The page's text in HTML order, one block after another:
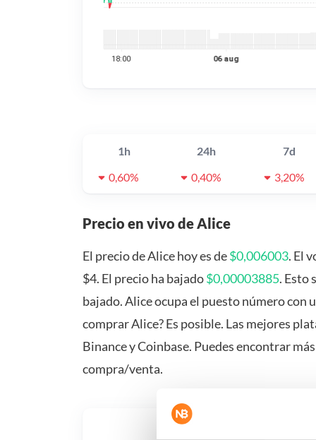
1h 24h 7d
0,60%
0,40% 3,20%
Precio en vivo de Alice
El precio de Alice hoy es de$0,006003. El
$4. El precio ha bajado$0,00003885. Esto
bajado. Alice ocupa el puesto número con
comprar Alice? Es posible. Las mejores
Binance y Coinbase. Puedes encontrar
compra/venta.